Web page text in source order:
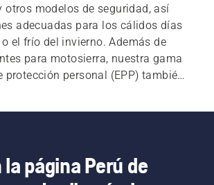
otros modelos de seguridad, así
adecuadas para los cálidos días
el frío del invierno. Además de
para motosierra, nuestra gama
protección personal (EPP) también
chaquetas, botas y guantes para
la página Perú de